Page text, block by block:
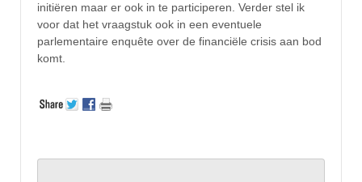
initiëren maar er ook in te participeren. Verder stel ik
voor dat het vraagstuk ook in een eventuele
parlementaire enquête over de financiële crisis aan bod
komt.